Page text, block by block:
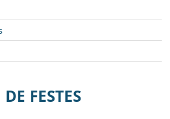
FESTES